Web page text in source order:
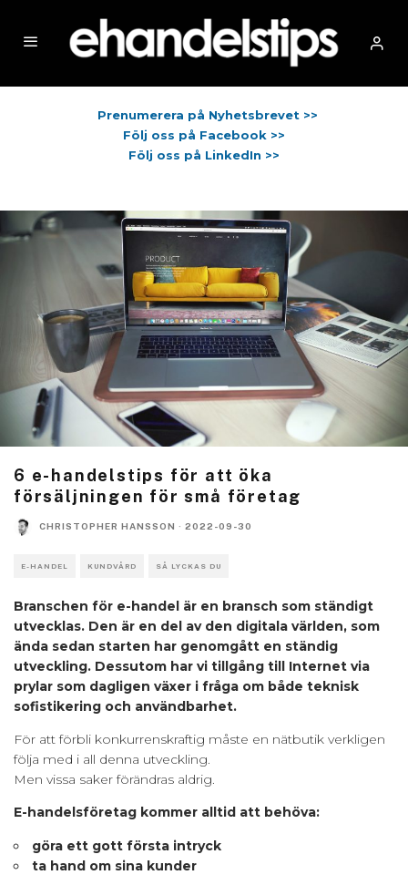
Prenumerera på Nyhetsbrevet >>
Följ oss på Facebook >>
Följ oss på LinkedIn >>
6 e-handelstips för att öka
försäljningen för små företag
CHRISTOPHER HANSSON · 2022-09-30
E-HANDEL KUNDVÅRD SÅ LYCKAS DU
Branschen för e-handel är en bransch som ständigt
utvecklas. Den är en del av den digitala världen, som
ända sedan starten har genomgått en ständig
utveckling. Dessutom har vi tillgång till Internet via
prylar som dagligen växer i fråga om både teknisk
sofistikering och användbarhet.
För att förbli konkurrenskraftig måste en nätbutik verkligen
följa med i all denna utveckling.
Men vissa saker förändras aldrig.
E-handelsföretag kommer alltid att behöva:
göra ett gott första intryck
ta hand om sina kunder